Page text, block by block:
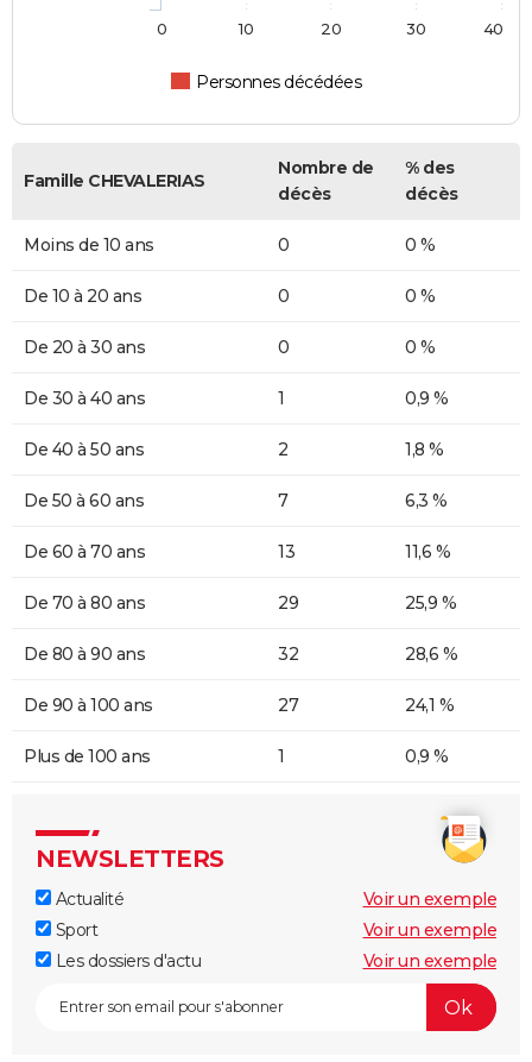
Personnes décédées
0 10 20 30 40
Famille CHEVALERIAS
Nombre de
décès
% des
décès
Moins de 10 ans 0 0 %
De 10 à 20 ans 0 0 %
De 20 à 30 ans 0 0 %
De 30 à 40 ans 1 0,9 %
De 40 à 50 ans 2 1,8 %
De 50 à 60 ans 7 6,3 %
De 60 à 70 ans 13 11,6 %
De 70 à 80 ans 29 25,9 %
De 80 à 90 ans 32 28,6 %
De 90 à 100 ans 27 24,1 %
Plus de 100 ans 1 0,9 %
NEWSLETTERS
Actualité
Voir un exemple
Sport
Voir un exemple
Les dossiers d'actu
Voir un exemple